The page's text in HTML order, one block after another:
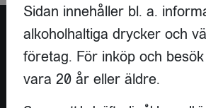
Sidan innehåller bl. a.
alkoholhaltiga drycker och
företag. För inköp och
vara 20 år eller äldre.